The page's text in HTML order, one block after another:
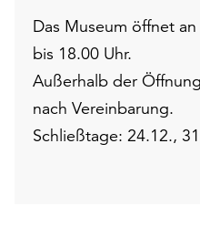
Das Museum öffnet
bis 18.00 Uhr.
Außerhalb der
nach Vereinbarung.
Schließtage: 24.12.,